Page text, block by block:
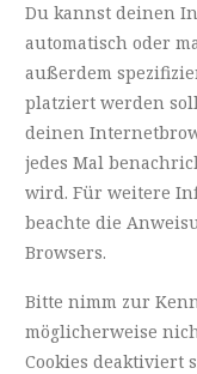
Du kannst deinen
automatisch oder
außerdem
platziert werden
deinen
jedes Mal
wird. Für weitere
beachte die
Browsers.
Bitte nimm zur
möglicherweise
Cookies deaktiviert